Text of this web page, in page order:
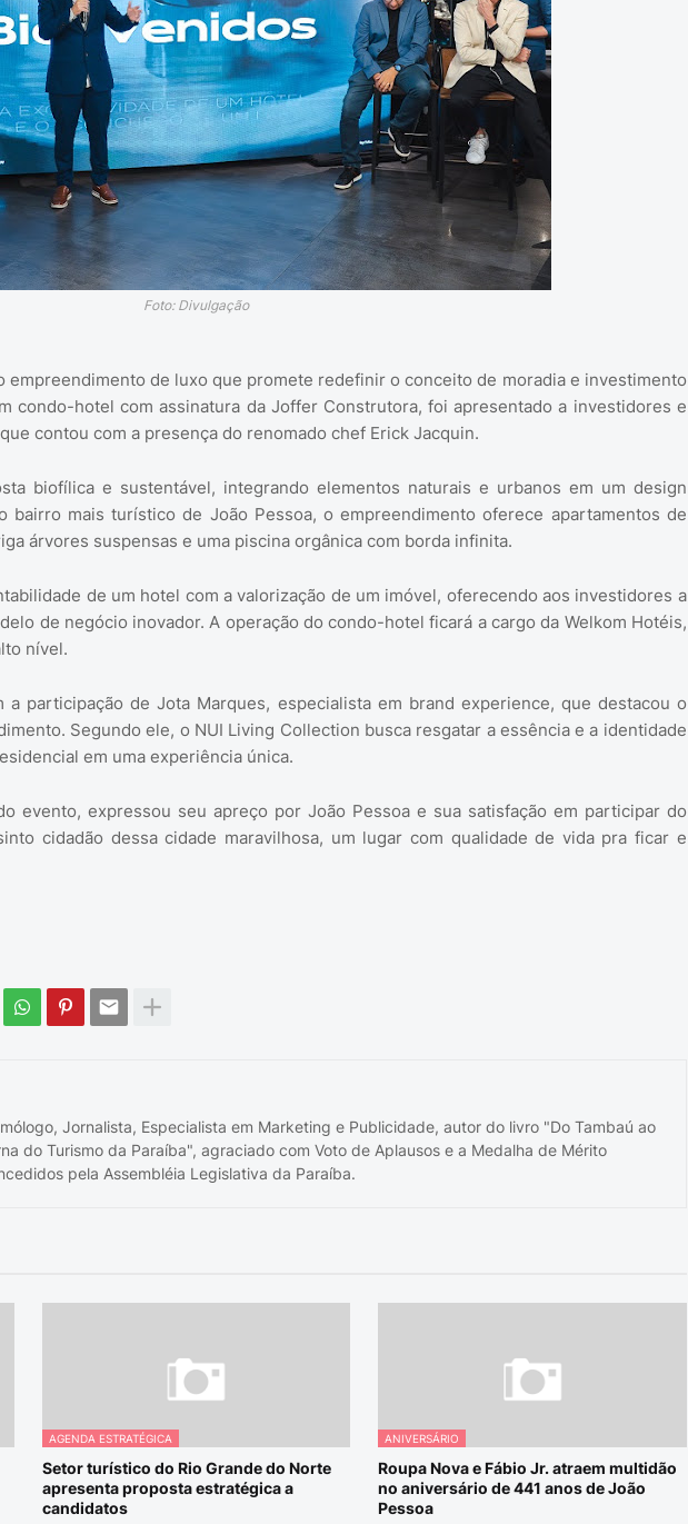
Foto: Divulgação
empreendimento de luxo que promete redefinir o conceito de moradia e investimento
condo-hotel com assinatura da Joffer Construtora, foi apresentado a investidores e
contou com a presença do renomado chef Erick Jacquin.
biofílica e sustentável, integrando elementos naturais e urbanos em um design
bairro mais turístico de João Pessoa, o empreendimento oferece apartamentos de
árvores suspensas e uma piscina orgânica com borda infinita.
de um hotel com a valorização de um imóvel, oferecendo aos investidores a
de negócio inovador. A operação do condo-hotel ficará a cargo da Welkom Hotéis,
nível.
a participação de Jota Marques, especialista em brand experience, que destacou o
Segundo ele, o NUI Living Collection busca resgatar a essência e a identidade
em uma experiência única.
evento, expressou seu apreço por João Pessoa e sua satisfação em participar do
cidadão dessa cidade maravilhosa, um lugar com qualidade de vida pra ficar e
Jornalista, Especialista em Marketing e Publicidade, autor do livro "Do Tambaú ao
do Turismo da Paraíba", agraciado com Voto de Aplausos e a Medalha de Mérito
pela Assembléia Legislativa da Paraíba.
AGENDA ESTRATÉGICA
Setor turístico do Rio Grande do Norte
apresenta proposta estratégica a
candidatos
ANIVERSÁRIO
Roupa Nova e Fábio Jr. atraem multidão
no aniversário de 441 anos de João
Pessoa